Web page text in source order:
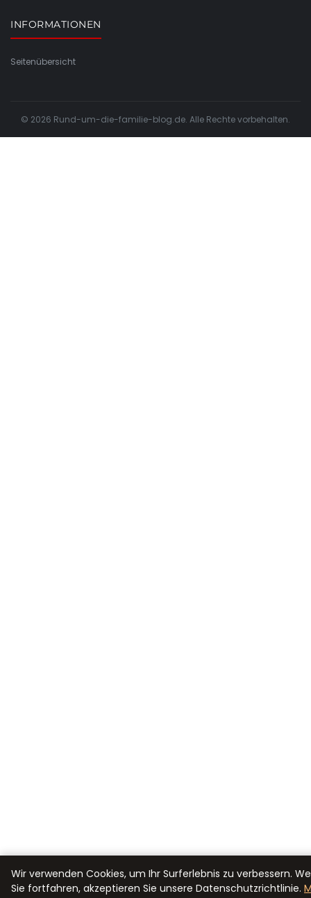
INFORMATIONEN
Seitenübersicht
© 2026 Rund-um-die-familie-blog.de. Alle Rechte vorbehalten.
Wir verwenden Cookies, um Ihr Surferlebnis zu verbessern.
Sie fortfahren, akzeptieren Sie unsere Datenschutzrichtlinie.